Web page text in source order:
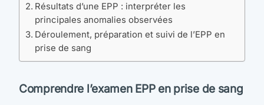
Résultats d’une EPP : interpréter les
principales anomalies observées
Déroulement, préparation et suivi de l’EPP en
prise de sang
Comprendre l’examen EPP en prise de sang